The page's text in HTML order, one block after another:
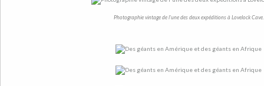
Photographie vintage de l'une des deux expéditions à Lovelock Cave.